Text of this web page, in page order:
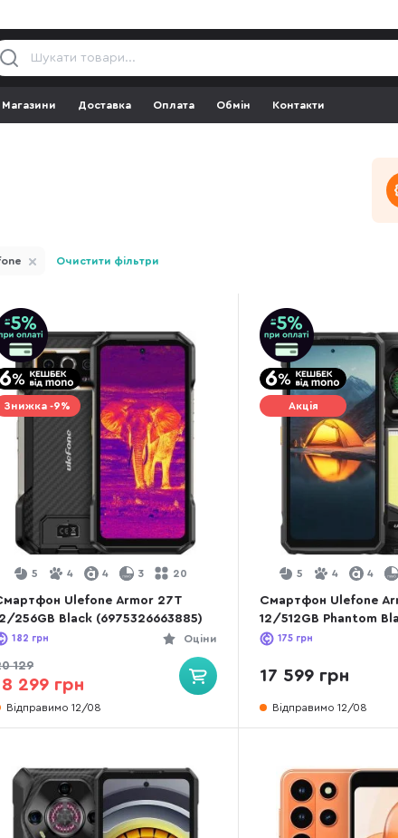
Магазини Доставка Оплата Обмін Контакти
Очистити фільтри
Знижка -9%
5 4 4 3 20
Ulefone Armor 27T
256GB Black (6975326663885)
Оціни
182 грн
129
299 грн
Відправимо 12/08
Акція
5 4 4
Смартфон Ulefone
12/512GB Phantom
(6975326660129)
175 грн
17 599 грн
Відправимо 12/08